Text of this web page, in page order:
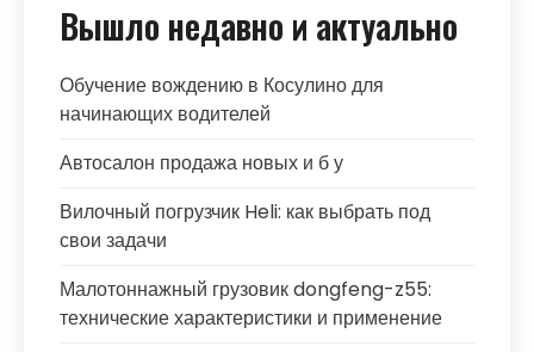
Вышло недавно и актуально
Обучение вождению в Косулино для
начинающих водителей
Автосалон продажа новых и б у
Вилочный погрузчик Heli: как выбрать под
свои задачи
Малотоннажный грузовик dongfeng-z55:
технические характеристики и применение